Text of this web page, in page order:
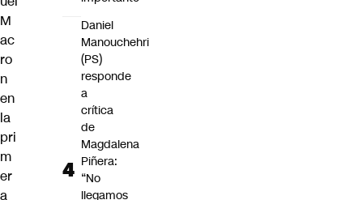
M
ac
ro
n
en
la
pri
m
er
a
Daniel
Manouchehri
(PS)
responde
a
crítica
de
Magdalena
Piñera:
“No
llegamos